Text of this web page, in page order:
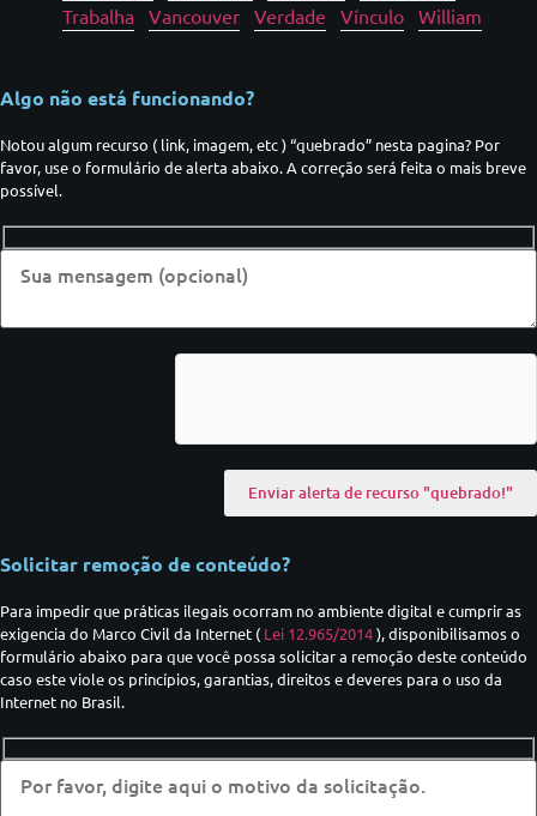
Trabalha Vancouver Verdade Vínculo William
Algo não está funcionando?
Notou algum recurso ( link, imagem, etc ) “quebrado” nesta pagina? Por
favor, use o formulário de alerta abaixo. A correção será feita o mais breve
possível.
Solicitar remoção de conteúdo?
Para impedir que práticas ilegais ocorram no ambiente digital e cumprir as
exigencia do Marco Civil da Internet ( Lei 12.965/2014), disponibilisamos o
formulário abaixo para que você possa solicitar a remoção deste conteúdo
caso este viole os princípios, garantias, direitos e deveres para o uso da
Internet no Brasil.